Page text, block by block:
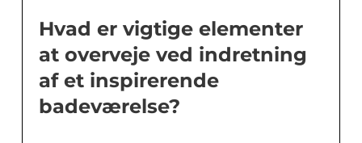
Hvad er vigtige elementer
at overveje ved indretning
af et inspirerende
badeværelse?